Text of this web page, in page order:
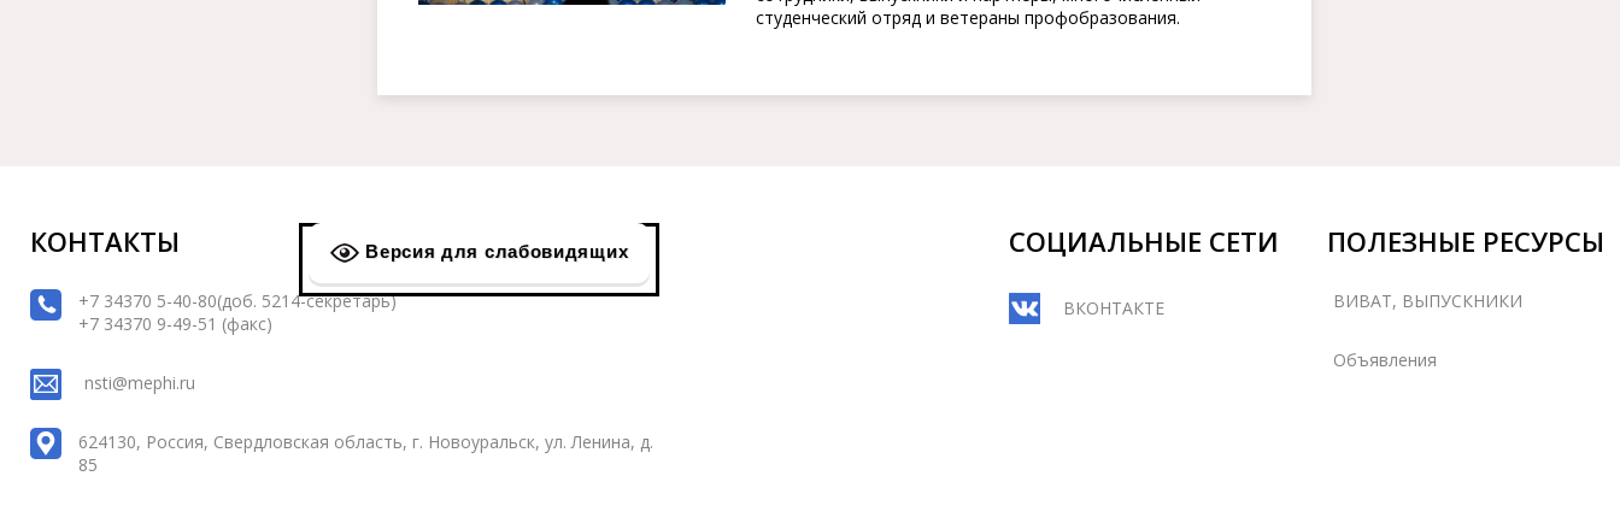
студенческий отряд и ветераны профобразования.
ПОЛЕЗНЫЕ РЕСУРСЫ
ВИВАТ, ВЫПУСКНИКИ
Объявления
СОЦИАЛЬНЫЕ СЕТИ
ВКОНТАКТЕ
КОНТАКТЫ
+7 34370 5-40-80(доб. 5214-секретарь)
+7 34370 9-49-51 (факс)
nsti@mephi.ru
624130, Россия, Свердловская область, г. Новоуральск, ул. Ленина, д.
85
Версия для слабовидящих